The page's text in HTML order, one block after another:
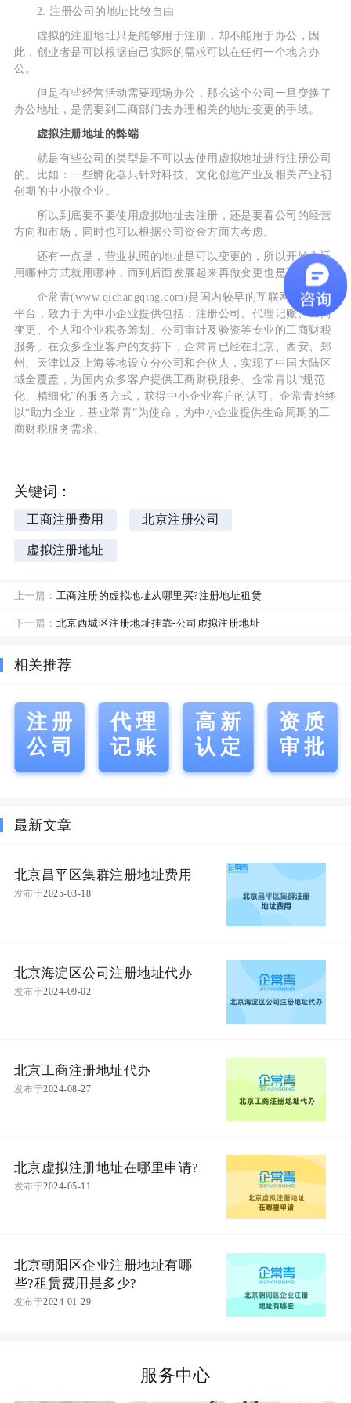
2. 注册公司的地址比较自由
虚拟的注册地址只是能够用于注册，却不能用于办公，因
此，创业者是可以根据自己实际的需求可以在任何一个地方办
公。
但是有些经营活动需要现场办公，那么这个公司一旦变换了
办公地址，是需要到工商部门去办理相关的地址变更的手续。
虚拟注册地址的弊端
就是有些公司的类型是不可以去使用虚拟地址进行注册公司
的。比如：一些孵化器只针对科技、文化创意产业及相关产业初
创期的中小微企业。
所以到底要不要使用虚拟地址去注册，还是要看公司的经营
方向和市场，同时也可以根据公司资金方面去考虑。
还有一点是，营业执照的地址是可以变更的，所以开始合适
用哪种方式就用哪种，而到后面发展起来再做变更也是可以的。
企常青(www.qichangqing.com)是国内较早的互联网财税服务
平台，致力于为中小企业提供包括：注册公司、代理记账、工商
变更、个人和企业税务筹划、公司审计及验资等专业的工商财税
服务。在众多企业客户的支持下，企常青已经在北京、西安、郑
州、天津以及上海等地设立分公司和合伙人，实现了中国大陆区
域全覆盖，为国内众多客户提供工商财税服务。企常青以“规范
化、精细化”的服务方式，获得中小企业客户的认可。企常青始终
以“助力企业，基业常青”为使命，为中小企业提供生命周期的工
商财税服务需求。
关键词：
工商注册费用 北京注册公司
虚拟注册地址
上一篇： 工商注册的虚拟地址从哪里买?注册地址租赁
下一篇： 北京西城区注册地址挂靠-公司虚拟注册地址
相关推荐
注册
公司
代理
记账
高新
认定
资质
审批
最新文章
北京昌平区集群注册地址费用
发布于2025-03-18
北京海淀区公司注册地址代办
发布于2024-09-02
北京工商注册地址代办
发布于2024-08-27
北京虚拟注册地址在哪里申请?
发布于2024-05-11
北京朝阳区企业注册地址有哪
些?租赁费用是多少?
发布于2024-01-29
服务中心